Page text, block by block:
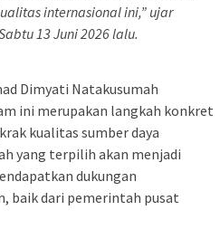
internasional ini,” ujar
13 Juni 2026 lalu.
Dimyati Natakusumah
ini merupakan langkah konkret
kualitas sumber daya
yang terpilih akan menjadi
dukungan
baik dari pemerintah pusat